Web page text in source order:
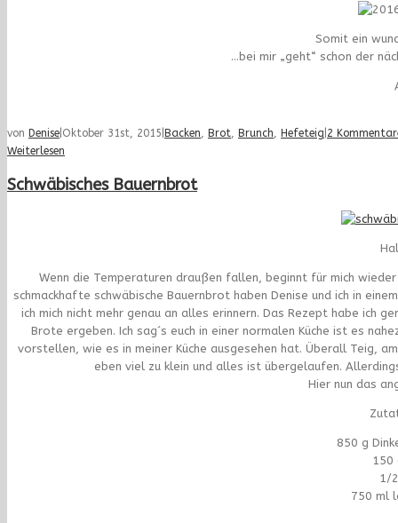
Somit ein
…bei mir „geht“ schon der
von Denise Oktober 31st, 2015 Backen Brot Brunch Hefeteig 2
Weiterlesen
Schwäbisches Bauernbrot
Wenn die Temperaturen draußen fallen, beginnt für mich
schmackhafte schwäbische Bauernbrot haben Denise und ich in
ich mich nicht mehr genau an alles erinnern. Das Rezept habe ich
Brote ergeben. Ich sag´s euch in einer normalen Küche ist es
vorstellen, wie es in meiner Küche ausgesehen hat. Überall Teig,
eben viel zu klein und alles ist übergelaufen.
Hier nun das
850 g
150
1/
750 ml